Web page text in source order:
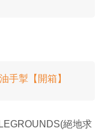
手掣【開箱】
絕地求